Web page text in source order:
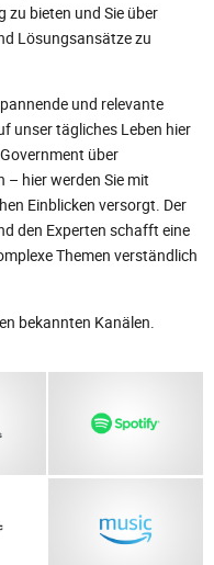
zu bieten und Sie über
Lösungsansätze zu
und relevante
unser tägliches Leben hier
über
hier werden Sie mit
Einblicken versorgt. Der
den Experten schafft eine
Themen verständlich
bekannten Kanälen.